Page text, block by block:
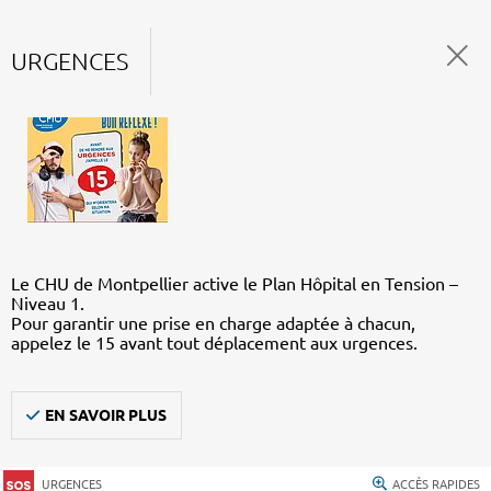
URGENCES
Le CHU de Montpellier active le Plan Hôpital en Tension –
Niveau 1.
Pour garantir une prise en charge adaptée à chacun,
appelez le 15 avant tout déplacement aux urgences.
EN SAVOIR PLUS
URGENCES ACCÈS RAPIDES